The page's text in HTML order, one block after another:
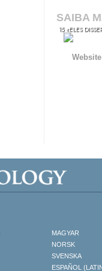
15 «ELES
SAIBA
MAGYAR
NORSK
SVENSKA
ESPAÑOL